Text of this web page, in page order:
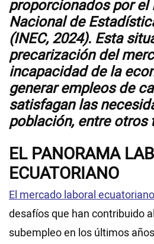
proporcionados por
Nacional de
(INEC, 2024). Esta
precarización del
incapacidad de la
generar empleos de
satisfagan las
población, entre otros
EL PANORAMA
ECUATORIANO
El mercado laboral ecuatoriano
desafíos que han contribuido
subempleo en los últimos